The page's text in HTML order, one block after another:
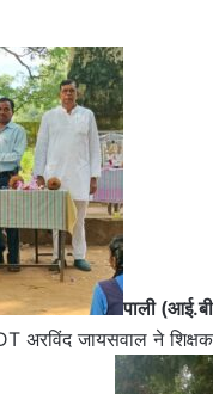
पाली
अरविंद जायसवाल ने